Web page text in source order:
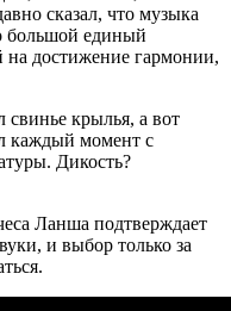
сказал, что музыка
большой единый
на достижение гармонии,
свинье крылья, а вот
каждый момент с
Дикость?
Ланша подтверждает
и выбор только за